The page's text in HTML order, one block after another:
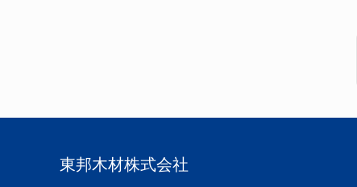
東邦木材株式会社